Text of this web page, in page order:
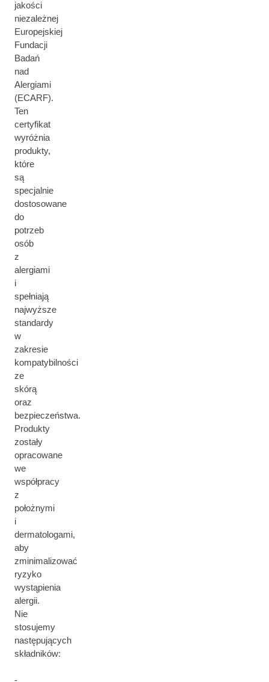
jakości
niezależnej
Europejskiej
Fundacji
Badań
nad
Alergiami
(ECARF).
Ten
certyfikat
wyróżnia
produkty,
które
są
specjalnie
dostosowane
do
potrzeb
osób
z
alergiami
i
spełniają
najwyższe
standardy
w
zakresie
kompatybilności
ze
skórą
oraz
bezpieczeństwa.
Produkty
zostały
opracowane
we
współpracy
z
położnymi
i
dermatologami,
aby
zminimalizować
ryzyko
wystąpienia
alergii.
Nie
stosujemy
następujących
składników:
-